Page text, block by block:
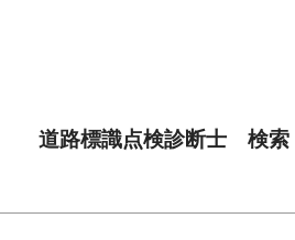
道路標識点検診断士 検索